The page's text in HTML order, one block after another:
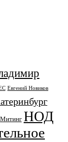
Евгений Новиков
Митинг НОД